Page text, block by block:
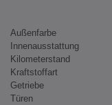
Außenfarbe
Innenausstattung
Kilometerstand
Kraftstoffart
Getriebe
Türen